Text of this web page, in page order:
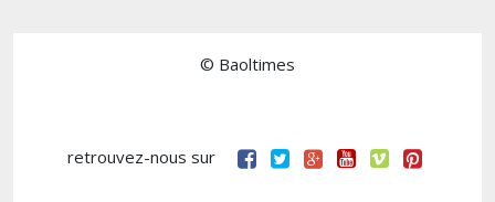
© Baoltimes
retrouvez-nous sur